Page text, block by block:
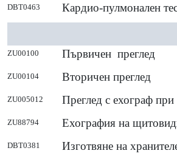
DBT0463 Кардио-пулмонален
ZU00100 Първичен преглед
ZU00104 Вторичен преглед
ZU005012 Преглед с ехограф
ZU88794 Ехография на
DBT0381 Изготвяне на